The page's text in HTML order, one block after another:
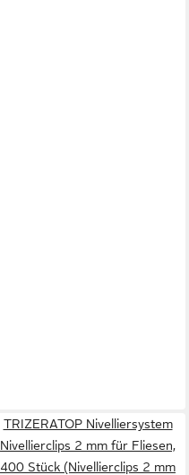
TRIZERATOP Nivelliersystem
Nivellierclips 2 mm für Fliesen,
400 Stück (Nivellierclips 2 mm